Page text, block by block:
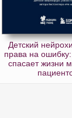
Детский
права на
спасает жизни